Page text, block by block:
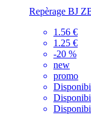
Repèrage BJ
1.56 €
1.25 €
-20 %
new
promo